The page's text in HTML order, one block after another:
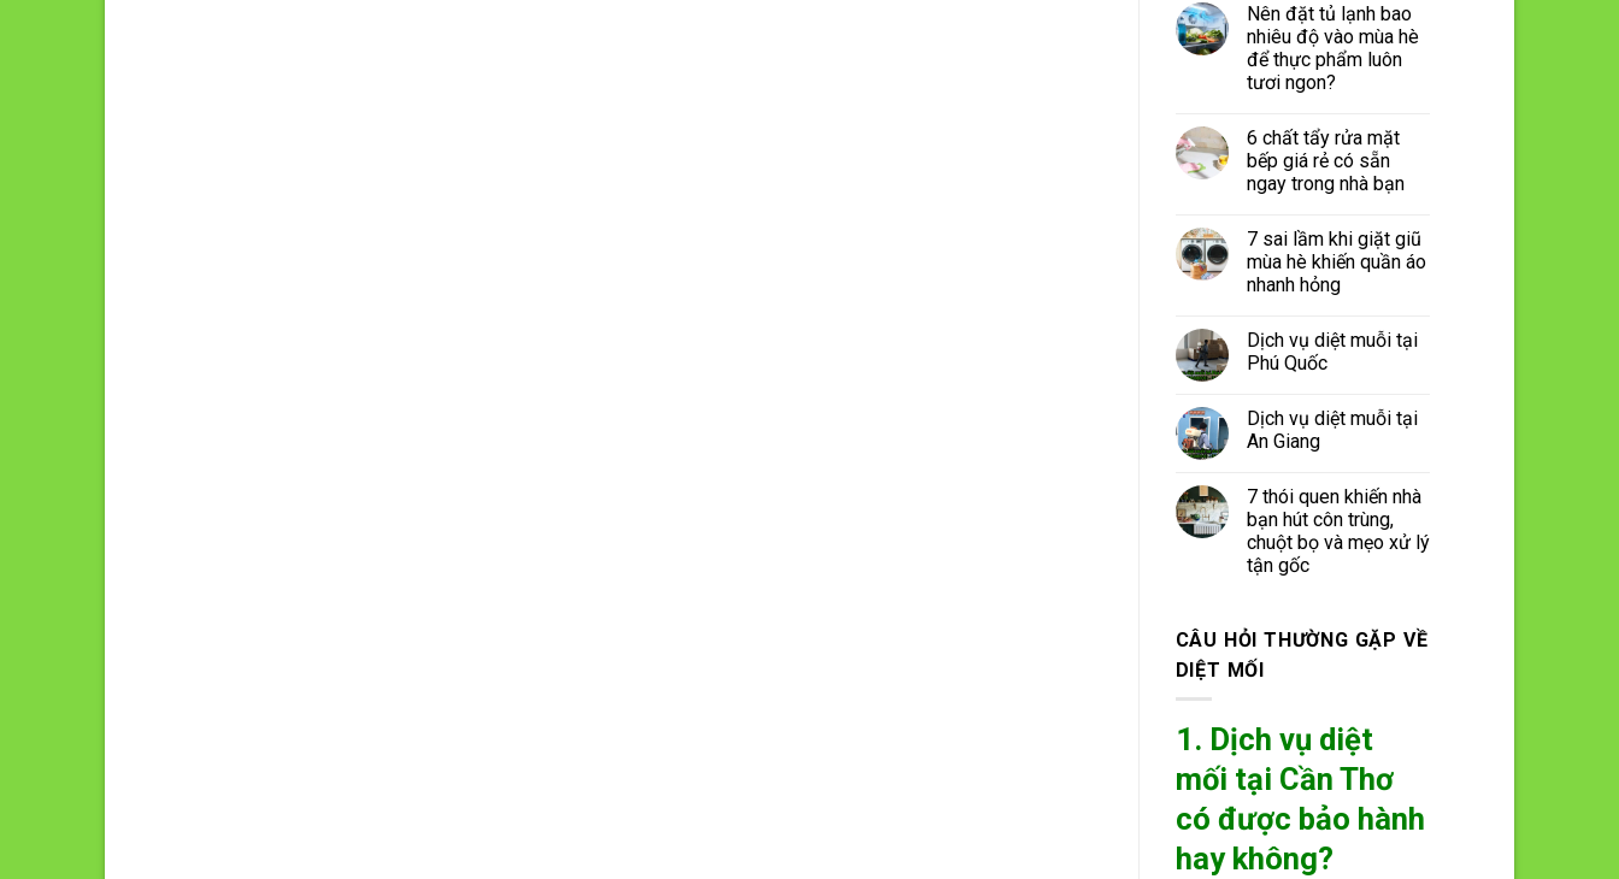
Nên đặt tủ lạnh bao
nhiêu độ vào mùa hè
để thực phẩm luôn
tươi ngon?
6 chất tẩy rửa mặt
bếp giá rẻ có sẵn
ngay trong nhà bạn
7 sai lầm khi giặt giũ
mùa hè khiến quần áo
nhanh hỏng
Dịch vụ diệt muỗi tại
Phú Quốc
Dịch vụ diệt muỗi tại
An Giang
7 thói quen khiến nhà
bạn hút côn trùng,
chuột bọ và mẹo xử lý
tận gốc
CÂU HỎI THƯỜNG GẶP VỀ
DIỆT MỐI
1. Dịch vụ diệt
mối tại Cần Thơ
có được bảo hành
hay không?